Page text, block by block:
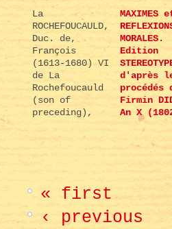
La
ROCHEFOUCAULD,
Duc. de,
François
(1613-1680) VI
de La
Rochefoucauld
(son of
preceding),
MAXIMES
MORALES.
Edition
d'après
procédés
Firmin
An X
« first
‹ previous